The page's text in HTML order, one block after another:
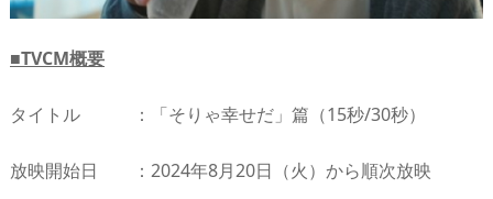
■TVCM概要
タイトル ：「そりゃ幸せだ」篇（15秒/30秒）
放映開始日 ：2024年8月20日（火）から順次放映